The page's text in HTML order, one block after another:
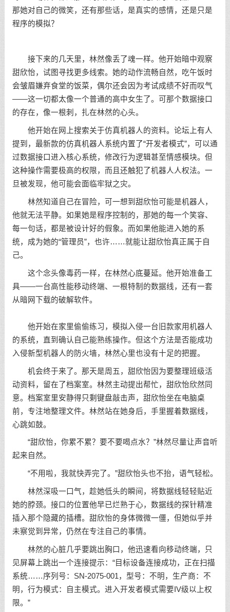
那她对自己的微笑，还有那些话，是真实的感情，还是只是
程序的模拟？
接下来的几天里，林然像丢了魂一样。他开始暗中观察
甜欣怡，试图寻找更多线索。她的动作流畅自然，吃午饭时
会皱眉嫌弃食堂的饭菜，偶尔还会因为考试成绩不好而叹气
——这一切都太像一个普通的高中女生了。可那个数据接口
的存在，像一根刺，扎在林然的心头。
他开始在网上搜索关于仿真机器人的资料。论坛上有人
提到，最新款的仿真机器人系统内置了“开发者模式”，可以通
过数据接口进入核心系统，修改行为逻辑甚至情感模块。但
这种操作需要极高的权限，而且还触犯了机器人人权法。一
旦被发现，他可能会面临牢狱之灾。
林然知道自己在冒险，可一想到甜欣怡可能是机器人，
他就无法平静。如果她是程序控制的，那她的每一个笑容、
每一句话，都是被设计好的假象。而如果他能进入她的系
统，成为她的“管理员”，也许……就能让甜欣怡真正属于自
己。
这个念头像毒药一样，在林然心底蔓延。他开始准备工
具——一台高性能移动终端、一根特制的数据线，还有一套
从暗网下载的破解软件。
他开始在家里偷偷练习，模拟入侵一台旧款家用机器人
的系统，直到确认自己能熟练操作。但这个方法是否能成功
入侵新型机器人的防火墙，林然心里也没有十足的把握。
机会终于来了。那天是周五，甜欣怡因为要整理班级活
动资料，留在了档案室。林然主动提出帮忙，甜欣怡欣然同
意。档案室里安静得只剩键盘敲击声，甜欣怡坐在电脑桌
前，专注地整理文件。林然站在她身后，手里握着数据线，
心跳如鼓。
“甜欣怡，你累不累？要不要喝点水？”林然尽量让声音听
起来自然。
“不用啦，我就快弄完了。”甜欣怡头也不抬，语气轻松。
林然深吸一口气，趁她低头的瞬间，将数据线轻轻贴近
她的脖颈。接口的位置他早已烂熟于心，数据线的探针精准
插入那个隐藏的插槽。甜欣怡的身体微微一僵，但她似乎并
未察觉到异常，仍然在专注自己的事情。
林然的心脏几乎要跳出胸口，他迅速看向移动终端，只
见屏幕上跳出一个连接提示：“目标设备连接成功，正在扫描
系统……序列号：SN-2075-001，型号：不明，生产商：不
明，行为模式：自主模式。进入开发者模式需要IV级以上权
限。”